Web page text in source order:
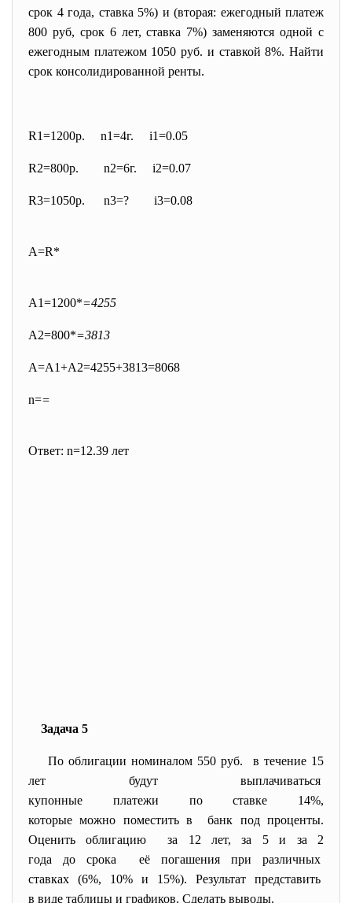
срок 4 года, ставка 5%) и (вторая: ежегодный платеж
800 руб, срок 6 лет, ставка 7%) заменяются одной с
ежегодным платежом 1050 руб. и ставкой 8%. Найти
срок консолидированной ренты.
R1=1200р. n1=4г. i1=0.05
R2=800р. n2=6г. i2=0.07
R3=1050р. n3=? i3=0.08
A=R*
A1=1200*=4255
A2=800*=3813
A=A1+A2=4255+3813=8068
n==
Ответ: n=12.39 лет
Задача 5
По облигации номиналом 550 руб. в течение 15
лет будут выплачиваться
купонные платежи по ставке 14%,
которые можно поместить в банк под проценты.
Оценить облигацию за 12 лет, за 5 и за 2
года до срока её погашения при различных
ставках (6%, 10% и 15%). Результат представить
в виде таблицы и графиков. Сделать выводы.